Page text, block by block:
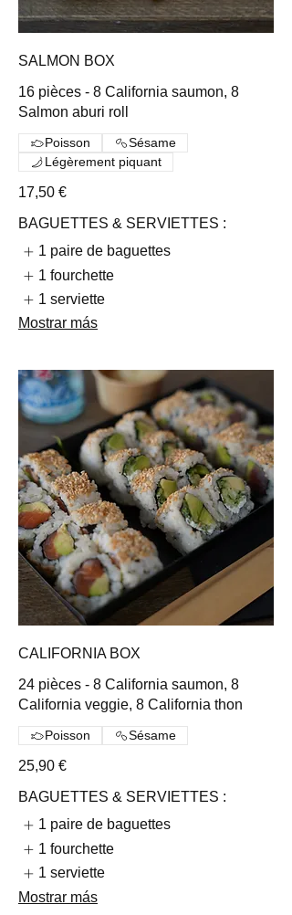
SALMON BOX
16 pièces - 8 California saumon, 8
Salmon aburi roll
17,50 €
Poisson
Sésame
Légèrement piquant
BAGUETTES & SERVIETTES :
1 paire de baguettes
1 fourchette
1 serviette
Mostrar más
CALIFORNIA BOX
24 pièces - 8 California saumon, 8
California veggie, 8 California thon
25,90 €
Poisson Sésame
BAGUETTES & SERVIETTES :
1 paire de baguettes
1 fourchette
1 serviette
Mostrar más